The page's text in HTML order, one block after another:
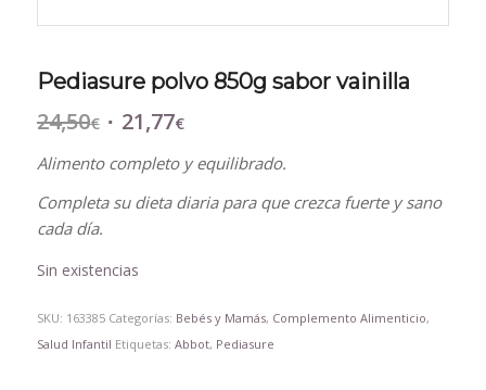
Pediasure polvo 850g sabor vainilla
24,50€ El
original
era:
21,77€El
actual
es:
Alimento completo y equilibrado.
Completa su dieta diaria para que crezca fuerte y sano
cada día.
Sin existencias
SKU: 163385 Categorías: Bebés y Mamás, Complemento Alimenticio,
Salud Infantil Etiquetas: Abbot, Pediasure